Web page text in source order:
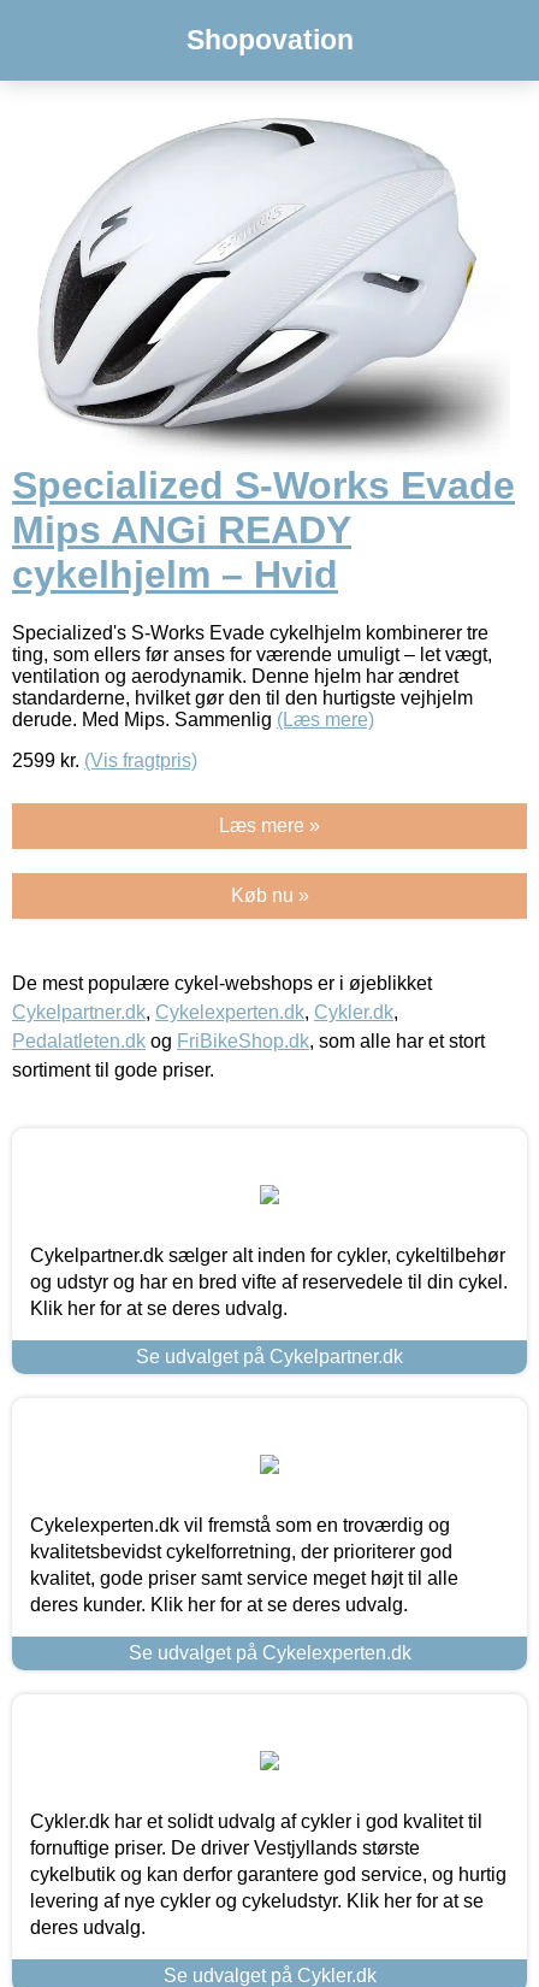
Shopovation
Specialized S-Works Evade
Mips ANGi READY
cykelhjelm – Hvid
Specialized's S-Works Evade cykelhjelm kombinerer tre
ting, som ellers før anses for værende umuligt – let vægt,
ventilation og aerodynamik. Denne hjelm har ændret
standarderne, hvilket gør den til den hurtigste vejhjelm
derude. Med Mips. Sammenlig (Læs mere)
2599 kr. (Vis fragtpris)
Læs mere »
Køb nu »
De mest populære cykel-webshops er i øjeblikket
Cykelpartner.dk, Cykelexperten.dk, Cykler.dk,
Pedalatleten.dk og FriBikeShop.dk, som alle har et stort
sortiment til gode priser.
Cykelpartner.dk sælger alt inden for cykler, cykeltilbehør
og udstyr og har en bred vifte af reservedele til din cykel.
Klik her for at se deres udvalg.
Se udvalget på Cykelpartner.dk
Cykelexperten.dk vil fremstå som en troværdig og
kvalitetsbevidst cykelforretning, der prioriterer god
kvalitet, gode priser samt service meget højt til alle
deres kunder. Klik her for at se deres udvalg.
Se udvalget på Cykelexperten.dk
Cykler.dk har et solidt udvalg af cykler i god kvalitet til
fornuftige priser. De driver Vestjyllands største
cykelbutik og kan derfor garantere god service, og hurtig
levering af nye cykler og cykeludstyr. Klik her for at se
deres udvalg.
Se udvalget på Cykler.dk